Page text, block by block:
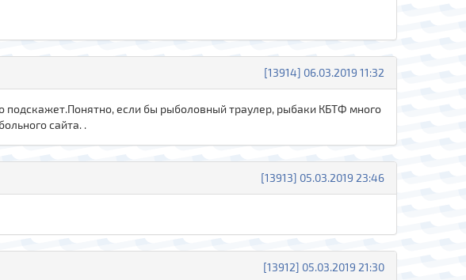
[13914] 06.03.2019 11:32
подскажет.Понятно, если бы рыболовный траулер, рыбаки КБТФ много
сайта. .
[13913] 05.03.2019 23:46
[13912] 05.03.2019 21:30